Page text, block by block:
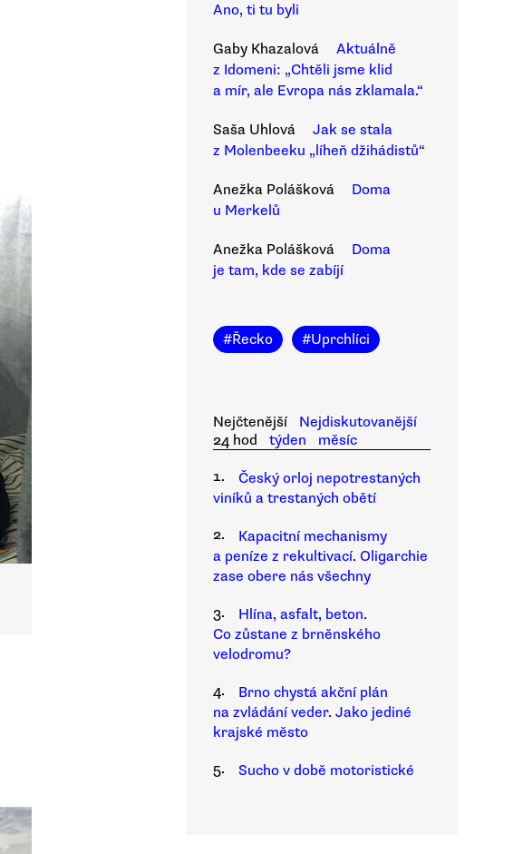
Ano, ti tu byli
Gaby Khazalová
Aktuálně
z Idomeni: „Chtěli jsme klid
a mír, ale Evropa nás zklamala.“
Saša Uhlová
Jak se stala
z Molenbeeku „líheň džihádistů“
Anežka Polášková
Doma
u Merkelů
Anežka Polášková
Doma
je tam, kde se zabíjí
#Řecko #Uprchlíci
Nejčtenější
Nejdiskutovanější
24 hod
týden
měsíc
1.
Český orloj nepotrestaných
viníků a trestaných obětí
2.
Kapacitní mechanismy
a peníze z rekultivací. Oligarchie
zase obere nás všechny
3.
Hlína, asfalt, beton.
Co zůstane z brněnského
velodromu?
4.
Brno chystá akční plán
na zvládání veder. Jako jediné
krajské město
5.
Sucho v době motoristické